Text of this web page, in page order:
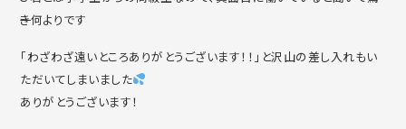
き何よりです
「わざわざ遠いところありがとうございます！！」と沢山の差し入れもい
ただいてしまいました
ありがとうございます！